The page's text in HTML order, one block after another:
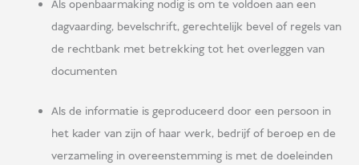
Als openbaarmaking nodig is om te voldoen aan een
dagvaarding, bevelschrift, gerechtelijk bevel of regels van
de rechtbank met betrekking tot het overleggen van
documenten
Als de informatie is geproduceerd door een persoon in
het kader van zijn of haar werk, bedrijf of beroep en de
verzameling in overeenstemming is met de doeleinden